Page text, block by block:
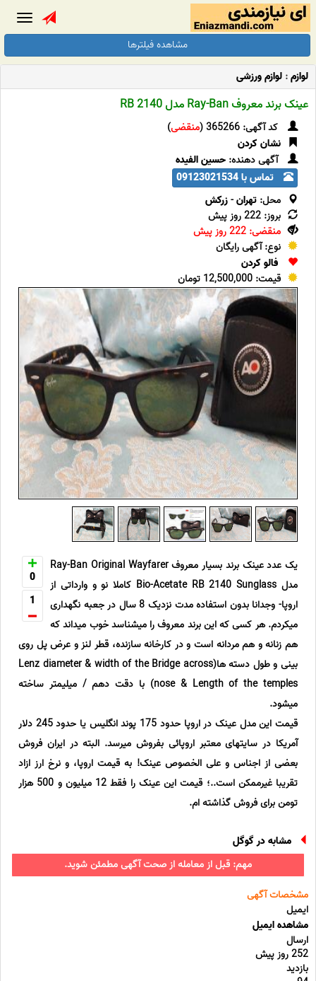
مشاهده فیلترها
لوازم: لوازم ورزشی
عینک برند معروف Ray-Ban مدل RB 2140
کد آگهی: 365266 ( منقضی)
نشان کردن
آگهی دهنده: حسین الفیده
تماس با 09123021534
محل: تهران-زرکش
بروز: 222 روز پیش
منقضی: 222 روز پیش
نوع: آگهی رایگان
فالو کردن
قیمت: 12,500,000 تومان
0
1
یک عدد عینک برند بسیار معروف Ray-Ban Original Wayfarer
مدل Bio-Acetate RB 2140 Sunglass کاملا نو و وارداتی از
اروپا- وجدانا بدون استفاده مدت نزدیک 8 سال در جعبه نگهداری
میکردم. هر کسی که این برند معروف را میشناسد خوب میداند که
هم زنانه و هم مردانه است و در کارخانه سازنده، قطر لنز و عرض پل روی
بینی و طول دسته ها(Lenz diameter & width of the Bridge across
nose & Length of the temples) با دقت دهم / میلیمتر ساخته
میشود.
قیمت این مدل عینک در اروپا حدود 175 پوند انگلیس یا حدود 245 دلار
آمریکا در سایتهای معتبر اروپائی بفروش میرسد. البته در ایران فروش
بعضی از اجناس و علی الخصوص عینک! به قیمت اروپا، و نرخ ارز ازاد
تقریبا غیرممکن است..؛ قیمت این عینک را فقط 12 میلیون و 500 هزار
تومن برای فروش گذاشته ام.
مشابه در گوگل
مهم: قبل از معامله از صحت آگهی مطمئن شوید.
مشخصات آگهی
ایمیل
مشاهده ایمیل
ارسال
252 روز پیش
بازدید